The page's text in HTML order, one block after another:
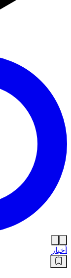
أخبار